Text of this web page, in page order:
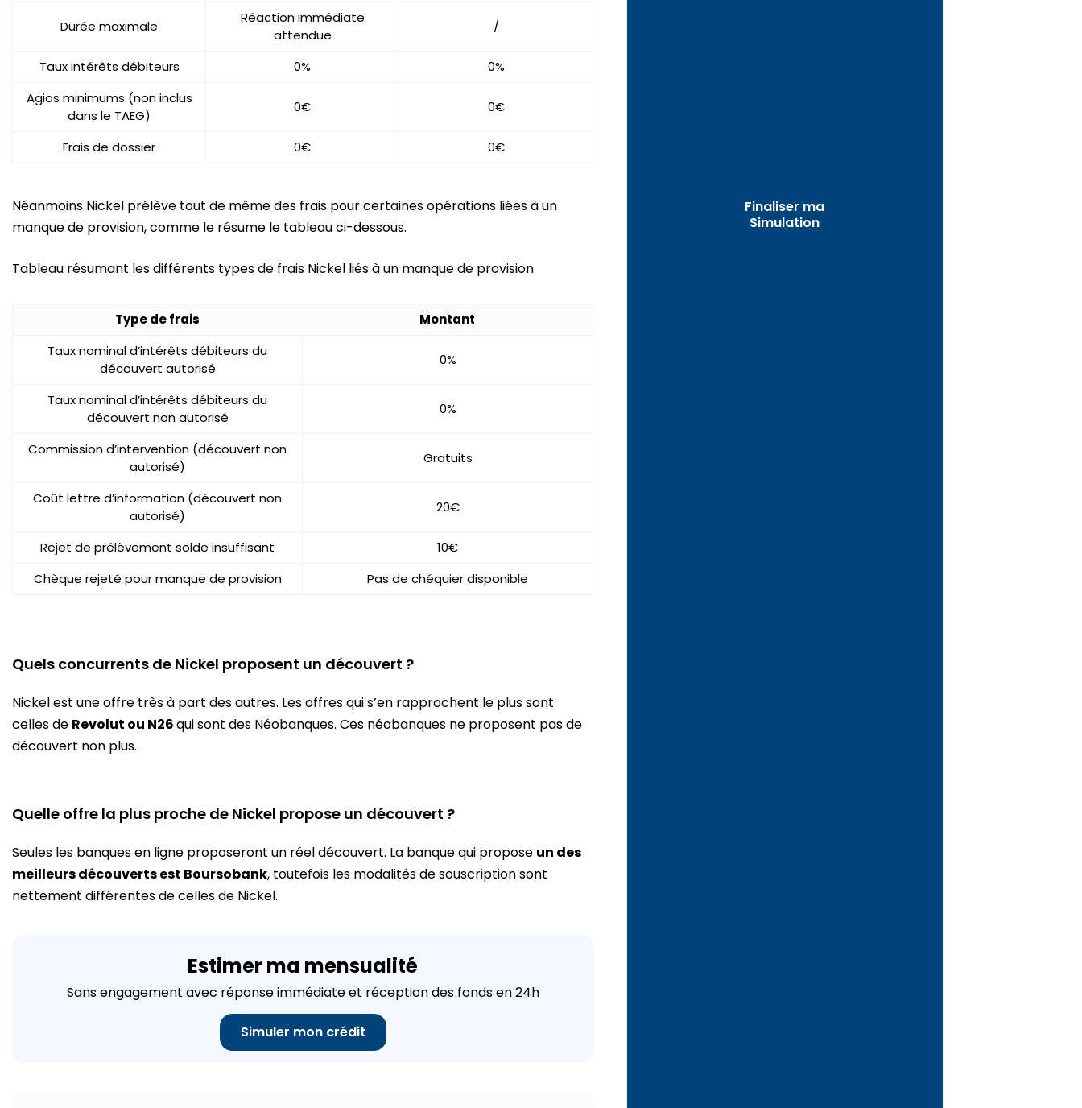
Durée maximale
Réaction immédiate
attendue
/
Taux intérêts débiteurs 0%
0%
Agios minimums (non inclus
dans le TAEG)
0€ 0€
Frais de dossier 0€ 0€
Néanmoins Nickel prélève tout de même des frais pour certaines opérations liées à un
manque de provision, comme le résume le tableau ci-dessous.
Tableau résumant les différents types de frais Nickel liés à un manque de provision
Type de frais
Montant
Taux nominal d’intérêts débiteurs du
découvert autorisé
0%
Taux nominal d’intérêts débiteurs du
découvert non autorisé
0%
Commission d’intervention (découvert non
autorisé)
Gratuits
Coût lettre d’information (découvert non
autorisé)
20€
Rejet de prélèvement solde insuffisant
10€
Chèque rejeté pour manque de provision
Pas de chéquier disponible
Quels concurrents de Nickel proposent un découvert ?
Nickel est une offre très à part des autres. Les offres qui s’en rapprochent le plus sont
celles de Revolut ou N26qui sont des Néobanques. Ces néobanques ne proposent pas de
découvert non plus.
Quelle offre la plus proche de Nickel propose un découvert ?
Seules les banques en ligne proposeront un réel découvert. La banque qui propose un des
meilleurs découverts est Boursobank, toutefois les modalités de souscription sont
nettement différentes de celles de Nickel.
Estimer ma mensualité
Sans engagement avec réponse immédiate et réception des fonds en 24h
Simuler mon crédit
Finaliser ma
Simulation